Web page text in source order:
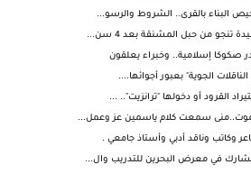
البناء بالقرى.. الشروط والرسو...
تنجو من حبل المشنقة بعد 4 سن...
صكوكا إسلامية.. وخبراء يعلقون
الجوية" بعبور أجوائها....
القرود أو دخولها "ترانزيت".. ...
موت..منى سمعت كلام ياسمين عز وعمل...
وناقد أدبي وأستاذ جامعي .
في معرض البحرين للتدريب وال...